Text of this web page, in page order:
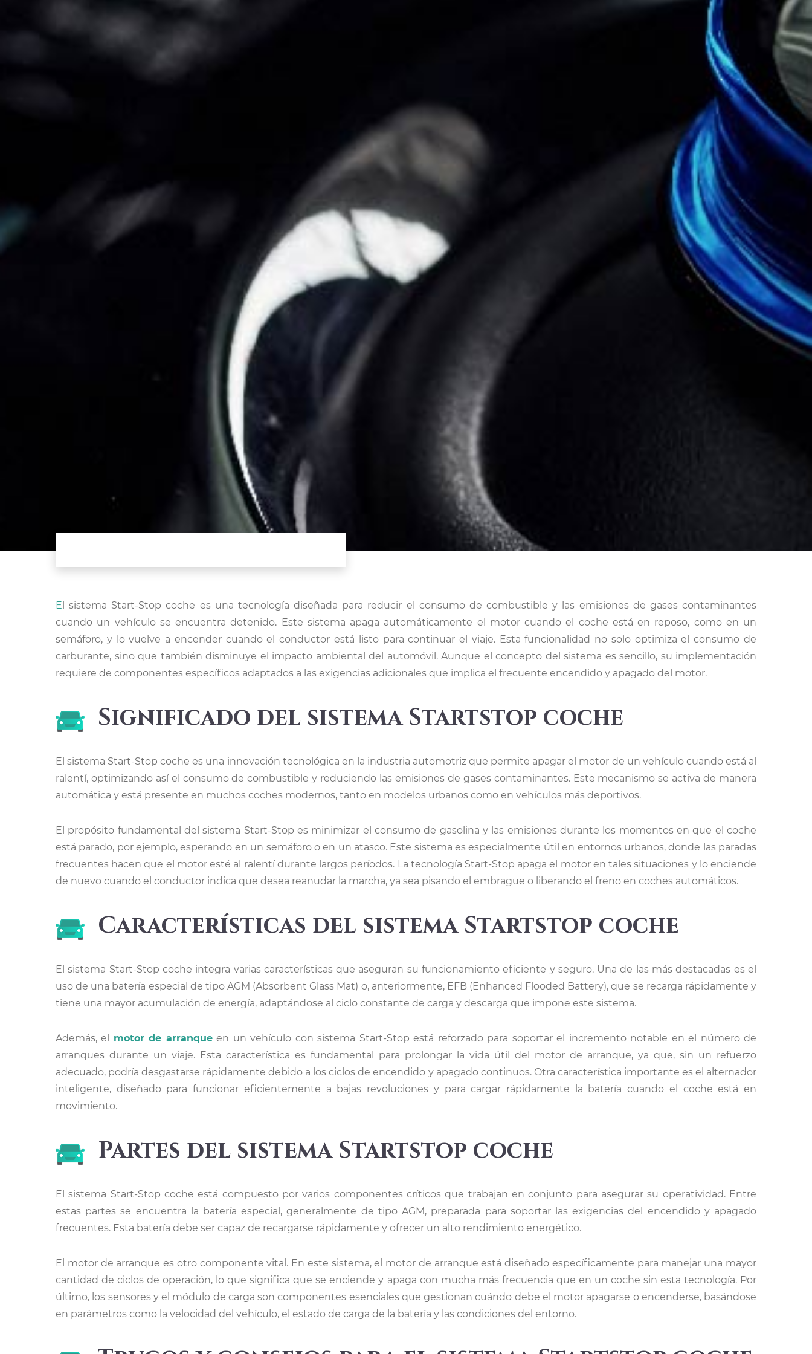
El sistema Start-Stop coche es una tecnología diseñada para reducir el consumo de combustible y las emisiones de gases contaminantes
cuando un vehículo se encuentra detenido. Este sistema apaga automáticamente el motor cuando el coche está en reposo, como en un
semáforo, y lo vuelve a encender cuando el conductor está listo para continuar el viaje. Esta funcionalidad no solo optimiza el consumo de
carburante, sino que también disminuye el impacto ambiental del automóvil. Aunque el concepto del sistema es sencillo, su implementación
requiere de componentes específicos adaptados a las exigencias adicionales que implica el frecuente encendido y apagado del motor.
Significado del sistema Startstop coche
El sistema Start-Stop coche es una innovación tecnológica en la industria automotriz que permite apagar el motor de un vehículo cuando está al
ralentí, optimizando así el consumo de combustible y reduciendo las emisiones de gases contaminantes. Este mecanismo se activa de manera
automática y está presente en muchos coches modernos, tanto en modelos urbanos como en vehículos más deportivos.
El propósito fundamental del sistema Start-Stop es minimizar el consumo de gasolina y las emisiones durante los momentos en que el coche
está parado, por ejemplo, esperando en un semáforo o en un atasco. Este sistema es especialmente útil en entornos urbanos, donde las paradas
frecuentes hacen que el motor esté al ralentí durante largos períodos. La tecnología Start-Stop apaga el motor en tales situaciones y lo enciende
de nuevo cuando el conductor indica que desea reanudar la marcha, ya sea pisando el embrague o liberando el freno en coches automáticos.
Características del sistema Startstop coche
El sistema Start-Stop coche integra varias características que aseguran su funcionamiento eficiente y seguro. Una de las más destacadas es el
uso de una batería especial de tipo AGM (Absorbent Glass Mat) o, anteriormente, EFB (Enhanced Flooded Battery), que se recarga rápidamente y
tiene una mayor acumulación de energía, adaptándose al ciclo constante de carga y descarga que impone este sistema.
Además, el motor de arranqueen un vehículo con sistema Start-Stop está reforzado para soportar el incremento notable en el número de
arranques durante un viaje. Esta característica es fundamental para prolongar la vida útil del motor de arranque, ya que, sin un refuerzo
adecuado, podría desgastarse rápidamente debido a los ciclos de encendido y apagado continuos. Otra característica importante es el alternador
inteligente, diseñado para funcionar eficientemente a bajas revoluciones y para cargar rápidamente la batería cuando el coche está en
movimiento.
Partes del sistema Startstop coche
El sistema Start-Stop coche está compuesto por varios componentes críticos que trabajan en conjunto para asegurar su operatividad. Entre
estas partes se encuentra la batería especial, generalmente de tipo AGM, preparada para soportar las exigencias del encendido y apagado
frecuentes. Esta batería debe ser capaz de recargarse rápidamente y ofrecer un alto rendimiento energético.
El motor de arranque es otro componente vital. En este sistema, el motor de arranque está diseñado específicamente para manejar una mayor
cantidad de ciclos de operación, lo que significa que se enciende y apaga con mucha más frecuencia que en un coche sin esta tecnología. Por
último, los sensores y el módulo de carga son componentes esenciales que gestionan cuándo debe el motor apagarse o encenderse, basándose
en parámetros como la velocidad del vehículo, el estado de carga de la batería y las condiciones del entorno.